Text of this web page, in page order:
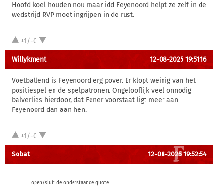
Hoofd koel houden nou maar idd Feyenoord helpt ze zelf in de
wedstrijd RVP moet ingrijpen in de rust.
+1/-0
Willykment 12-08-2025 19:51:16
Voetballend is Feyenoord erg pover. Er klopt weinig van het
positiespel en de spelpatronen. Ongelooflijk veel onnodig
balverlies hierdoor, dat Fener voorstaat ligt meer aan
Feyenoord dan aan hen.
+1/-0
Sobat 12-08-2025 19:52:54
open/sluit de onderstaande quote: